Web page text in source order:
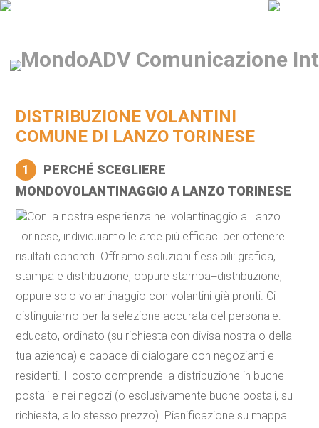
DISTRIBUZIONE VOLANTINI
COMUNE DI LANZO TORINESE
1
PERCHÉ SCEGLIERE
MONDOVOLANTINAGGIO A LANZO TORINESE
Con la nostra esperienza nel volantinaggio a Lanzo
Torinese, individuiamo le aree più efficaci per ottenere
risultati concreti. Offriamo soluzioni flessibili: grafica,
stampa e distribuzione; oppure stampa+distribuzione;
oppure solo volantinaggio con volantini già pronti. Ci
distinguiamo per la selezione accurata del personale:
educato, ordinato (su richiesta con divisa nostra o della
tua azienda) e capace di dialogare con negozianti e
residenti. Il costo comprende la distribuzione in buche
postali e nei negozi (o esclusivamente buche postali, su
richiesta, allo stesso prezzo). Pianificazione su mappa